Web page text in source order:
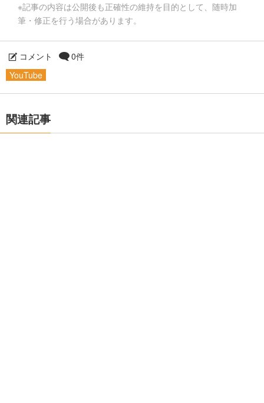
※記事の内容は公開後も正確性の維持を目的として、随時加
筆・修正を行う場合があります。
コメント
0件
YouTube
関連記事